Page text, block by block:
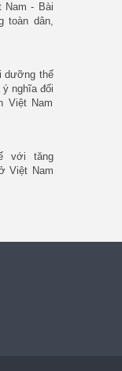
Nam - Bài
toàn dân,
dưỡng thế
nghĩa đối
Việt Nam
với tăng
Việt Nam